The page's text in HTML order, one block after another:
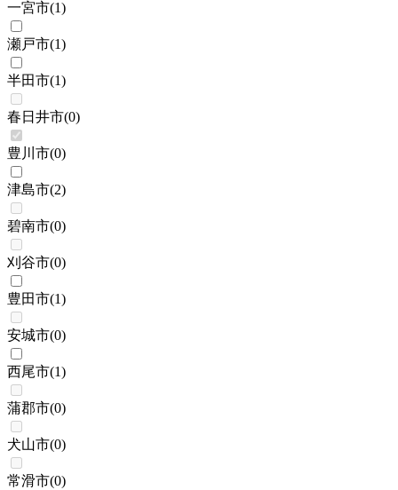
一宮市(1)
瀬戸市(1)
半田市(1)
春日井市(0)
豊川市(0)
津島市(2)
碧南市(0)
刈谷市(0)
豊田市(1)
安城市(0)
西尾市(1)
蒲郡市(0)
犬山市(0)
常滑市(0)